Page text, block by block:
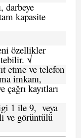
darbeye
kapasite
özellikler
√
etme ve telefon
imkanı,
çağrı kayıtları
1 ile 9, veya
ve görüntülü